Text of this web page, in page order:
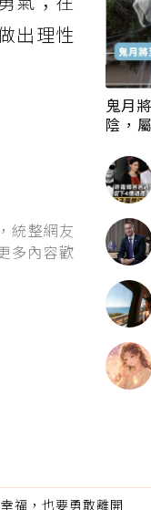
出理性
統整網友
多內容歡
鬼月
陰，
福，也要勇敢離開